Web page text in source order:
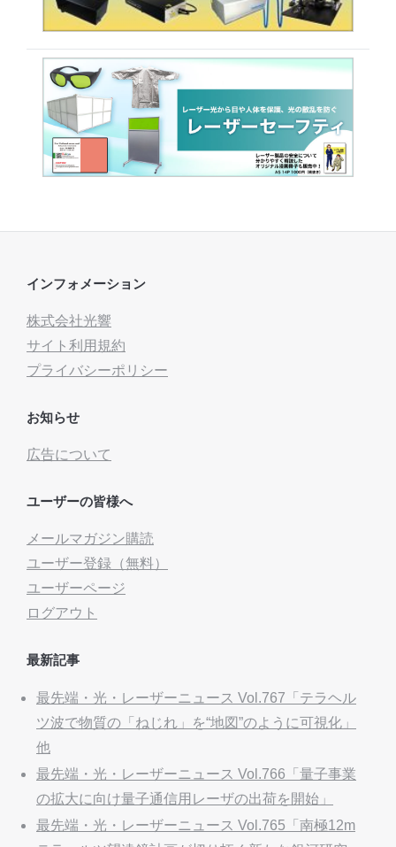
インフォメーション
株式会社光響
サイト利用規約
プライバシーポリシー
お知らせ
広告について
ユーザーの皆様へ
メールマガジン購読
ユーザー登録（無料）
ユーザーページ
ログアウト
最新記事
最先端・光・レーザーニュース Vol.767「テラヘル
ツ波で物質の「ねじれ」を“地図”のように可視化」
他
最先端・光・レーザーニュース Vol.766「量子事業
の拡大に向け量子通信用レーザの出荷を開始」
最先端・光・レーザーニュース Vol.765「南極12m